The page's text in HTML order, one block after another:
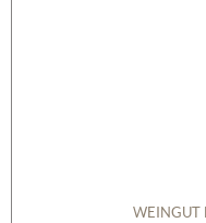
WEINGUT